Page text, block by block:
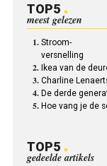
TOP5
meest gelezen
Stroom-
versnelling
Ikea van de
Charline
De derde
Hoe vang je de
TOP5
gedeelde artikels